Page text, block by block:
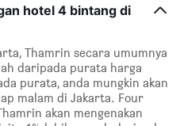
hotel 4 bintang di
Thamrin secara umumnya
daripada purata harga
purata, anda mungkin akan
malam di Jakarta. Four
akan mengenakan